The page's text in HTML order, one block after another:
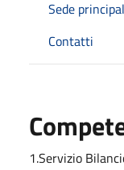
Sede
Contatti
1.Servizio